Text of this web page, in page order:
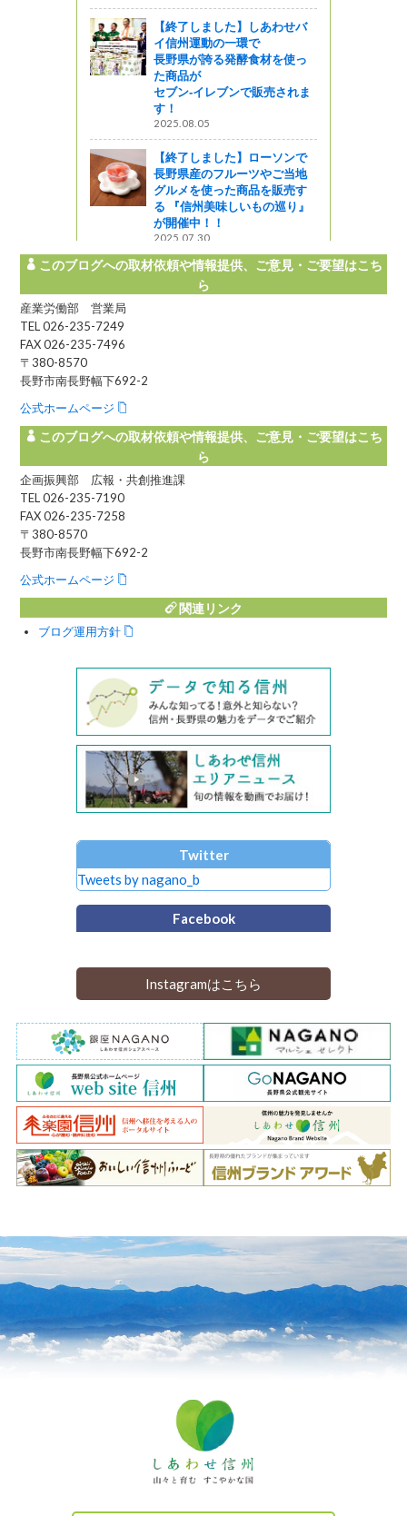
【終了しました】しあわせバ
イ信州運動の一環で
長野県が誇る発酵食材を使っ
た商品が
セブン‐イレブンで販売されま
す！
2025.08.05
【終了しました】ローソンで
長野県産のフルーツやご当地
グルメを使った商品を販売す
る 『信州美味しいもの巡り』
が開催中！！
2025.07.30
このブログへの取材依頼や情報提供、ご意見・ご要望はこち
ら
産業労働部 営業局
TEL 026-235-7249
FAX 026-235-7496
〒380-8570
長野市南長野幅下692-2
公式ホームページ
このブログへの取材依頼や情報提供、ご意見・ご要望はこち
ら
企画振興部 広報・共創推進課
TEL 026-235-7190
FAX 026-235-7258
〒380-8570
長野市南長野幅下692-2
公式ホームページ
関連リンク
ブログ運用方針
Twitter
Tweets by nagano_b
Facebook
Instagramはこちら